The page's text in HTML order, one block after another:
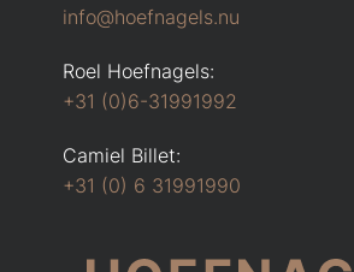
info@hoefnagels.nu
Roel Hoefnagels:
+31 (0)6-31991992
Camiel Billet:
+31 (0) 6 31991990